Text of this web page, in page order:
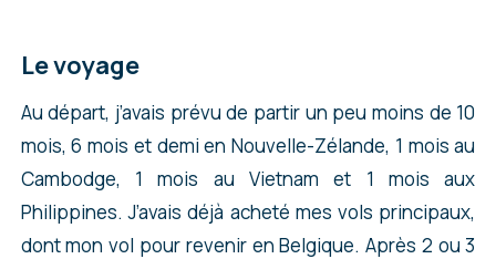
Le voyage
Au départ, j’avais prévu de partir un peu moins de 10
mois, 6 mois et demi en Nouvelle-Zélande, 1 mois au
Cambodge, 1 mois au Vietnam et 1 mois aux
Philippines. J’avais déjà acheté mes vols principaux,
dont mon vol pour revenir en Belgique. Après 2 ou 3